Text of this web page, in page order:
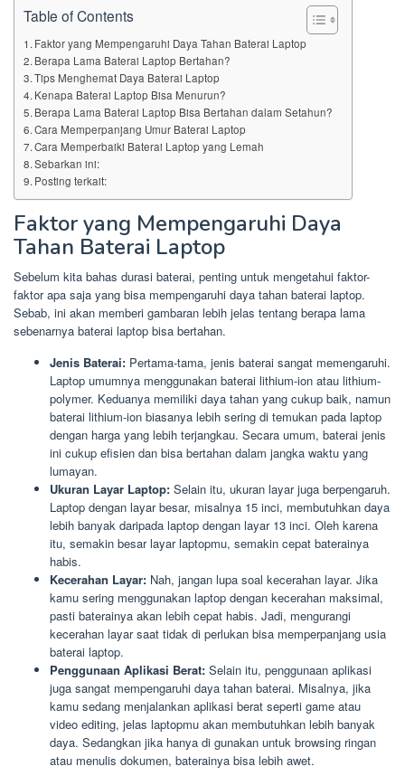
Table of Contents
Faktor yang Mempengaruhi Daya Tahan Baterai Laptop
Berapa Lama Baterai Laptop Bertahan?
Tips Menghemat Daya Baterai Laptop
Kenapa Baterai Laptop Bisa Menurun?
Berapa Lama Baterai Laptop Bisa Bertahan dalam Setahun?
Cara Memperpanjang Umur Baterai Laptop
Cara Memperbaiki Baterai Laptop yang Lemah
Sebarkan ini:
Posting terkait:
Faktor yang Mempengaruhi Daya
Tahan Baterai Laptop
Sebelum kita bahas durasi baterai, penting untuk mengetahui faktor-
faktor apa saja yang bisa mempengaruhi daya tahan baterai laptop.
Sebab, ini akan memberi gambaran lebih jelas tentang berapa lama
sebenarnya baterai laptop bisa bertahan.
Jenis Baterai: Pertama-tama, jenis baterai sangat memengaruhi.
Laptop umumnya menggunakan baterai lithium-ion atau lithium-
polymer. Keduanya memiliki daya tahan yang cukup baik, namun
baterai lithium-ion biasanya lebih sering di temukan pada laptop
dengan harga yang lebih terjangkau. Secara umum, baterai jenis
ini cukup efisien dan bisa bertahan dalam jangka waktu yang
lumayan.
Ukuran Layar Laptop: Selain itu, ukuran layar juga berpengaruh.
Laptop dengan layar besar, misalnya 15 inci, membutuhkan daya
lebih banyak daripada laptop dengan layar 13 inci. Oleh karena
itu, semakin besar layar laptopmu, semakin cepat baterainya
habis.
Kecerahan Layar: Nah, jangan lupa soal kecerahan layar. Jika
kamu sering menggunakan laptop dengan kecerahan maksimal,
pasti baterainya akan lebih cepat habis. Jadi, mengurangi
kecerahan layar saat tidak di perlukan bisa memperpanjang usia
baterai laptop.
Penggunaan Aplikasi Berat: Selain itu, penggunaan aplikasi
juga sangat mempengaruhi daya tahan baterai. Misalnya, jika
kamu sedang menjalankan aplikasi berat seperti game atau
video editing, jelas laptopmu akan membutuhkan lebih banyak
daya. Sedangkan jika hanya di gunakan untuk browsing ringan
atau menulis dokumen, baterainya bisa lebih awet.